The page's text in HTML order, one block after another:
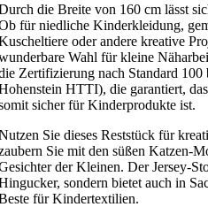
die Breite von 160 cm lässt
für niedliche Kinderkleidung,
oder andere kreative
Wahl für kleine
Zertifizierung nach Standard
HTTI), die garantiert,
sicher für Kinderprodukte ist.
Sie dieses Reststück für
Sie mit den süßen Katzen-
der Kleinen. Der Jersey-
sondern bietet auch in
für Kindertextilien.